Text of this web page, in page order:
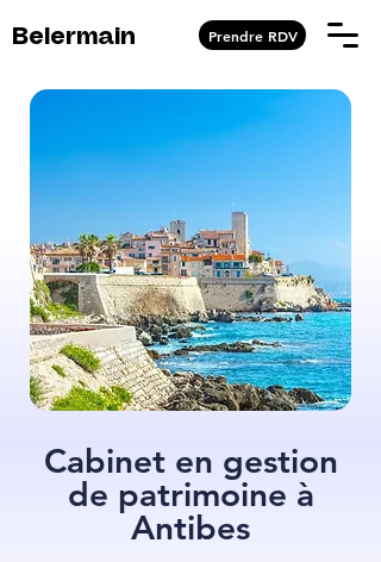
Belermain Prendre RDV
Cabinet en gestion
de patrimoine à
Antibes